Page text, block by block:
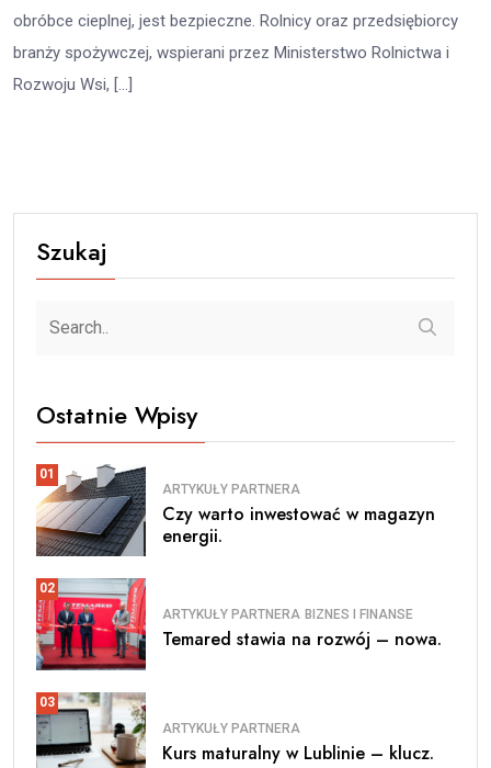
obróbce cieplnej, jest bezpieczne. Rolnicy oraz przedsiębiorcy
branży spożywczej, wspierani przez Ministerstwo Rolnictwa i
Rozwoju Wsi, […]
Szukaj
Ostatnie Wpisy
01
ARTYKUŁY PARTNERA
Czy warto inwestować w magazyn
energii.
02
ARTYKUŁY PARTNERA BIZNES I FINANSE
Temared stawia na rozwój – nowa.
03
ARTYKUŁY PARTNERA
Kurs maturalny w Lublinie – klucz.